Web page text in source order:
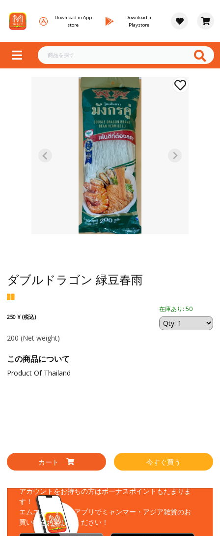
Download in App
store
Download in
Playstore
ダブルドラゴン 緑豆春雨
250 ¥ (税込)
在庫あり: 50
200 (Net weight)
この商品について
Product Of Thailand
カート 今すぐ買う
アカウントをお持ちの方はボーナスポイントもたまりま
す！
エムエムーマートアプリでミャンマー・アジア雑貨のお
買い物をお楽しみください！